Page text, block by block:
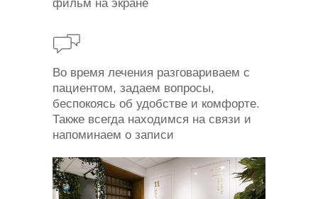
фильм на экране
Во время лечения разговариваем с
пациентом, задаем вопросы,
беспокоясь об удобстве и комфорте.
Также всегда находимся на связи и
напоминаем о записи